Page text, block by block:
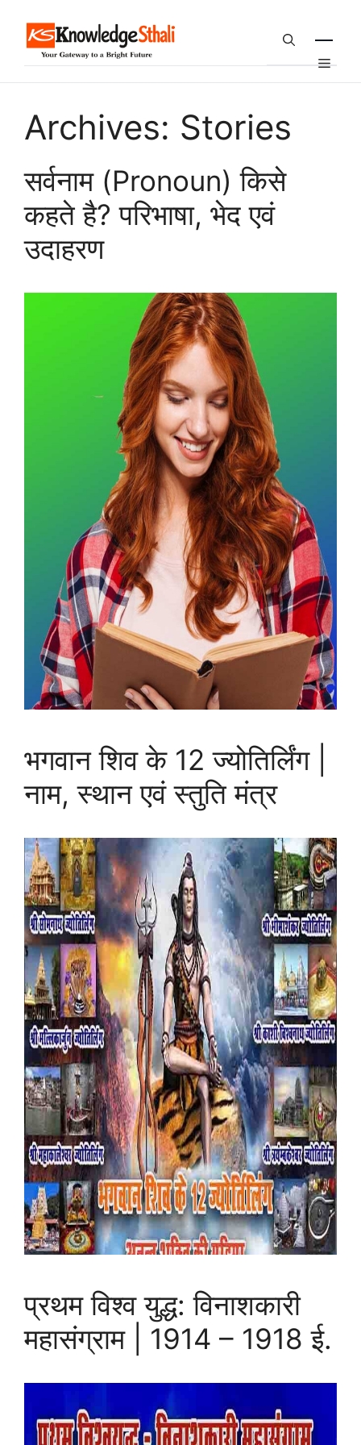
content
Menu
Archives: Stories
सर्वनाम (Pronoun) किसे
कहते है? परिभाषा, भेद एवं
उदाहरण
भगवान शिव के 12 ज्योतिर्लिंग |
नाम, स्थान एवं स्तुति मंत्र
प्रथम विश्व युद्ध: विनाशकारी
महासंग्राम | 1914 – 1918 ई.